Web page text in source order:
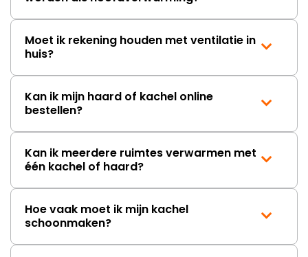
Moet ik rekening houden met ventilatie in
huis?
Kan ik mijn haard of kachel online
bestellen?
Kan ik meerdere ruimtes verwarmen met
één kachel of haard?
Hoe vaak moet ik mijn kachel
schoonmaken?